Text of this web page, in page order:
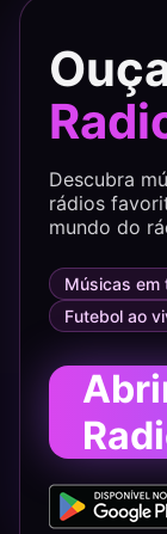
Descubra
rádios
mundo do
Músicas em
Futebol ao